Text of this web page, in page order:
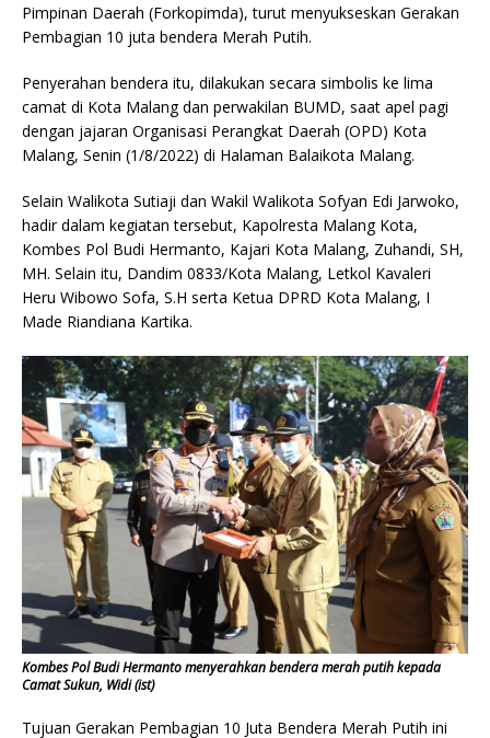
Pimpinan Daerah (Forkopimda), turut menyukseskan Gerakan
Pembagian 10 juta bendera Merah Putih.
Penyerahan bendera itu, dilakukan secara simbolis ke lima
camat di Kota Malang dan perwakilan BUMD, saat apel pagi
dengan jajaran Organisasi Perangkat Daerah (OPD) Kota
Malang, Senin (1/8/2022) di Halaman Balaikota Malang.
Selain Walikota Sutiaji dan Wakil Walikota Sofyan Edi Jarwoko,
hadir dalam kegiatan tersebut, Kapolresta Malang Kota,
Kombes Pol Budi Hermanto, Kajari Kota Malang, Zuhandi, SH,
MH. Selain itu, Dandim 0833/Kota Malang, Letkol Kavaleri
Heru Wibowo Sofa, S.H serta Ketua DPRD Kota Malang, I
Made Riandiana Kartika.
Kombes Pol Budi Hermanto menyerahkan bendera merah putih kepada
Camat Sukun, Widi (ist)
Tujuan Gerakan Pembagian 10 Juta Bendera Merah Putih ini